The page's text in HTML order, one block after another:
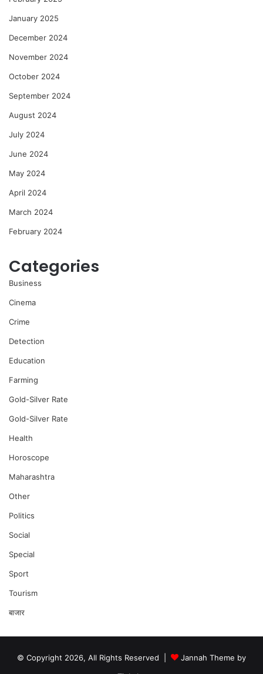
January 2025
December 2024
November 2024
October 2024
September 2024
August 2024
July 2024
June 2024
May 2024
April 2024
March 2024
February 2024
Categories
Business
Cinema
Crime
Detection
Education
Farming
Gold-Silver Rate
Gold-Silver Rate
Health
Horoscope
Maharashtra
Other
Politics
Social
Special
Sport
Tourism
बाजार
© Copyright 2026, All Rights Reserved |
Jannah Theme by